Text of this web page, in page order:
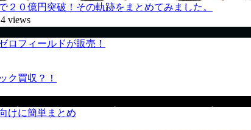
２０億円突破！その軌跡をまとめてみました。
views
ロフィールドが販売！
ク買収？！
けに簡単まとめ